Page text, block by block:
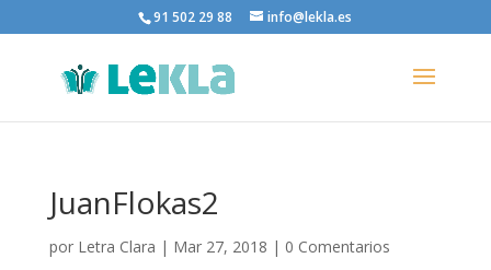
91 502 29 88 info@lekla.es
JuanFlokas2
por Letra Clara | Mar 27, 2018 | 0 Comentarios